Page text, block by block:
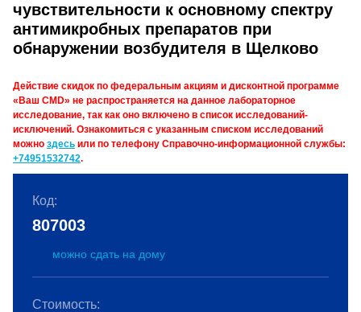
чувствительности к основному спектру
антимикробных препаратов при
обнаружении возбудителя в Щелково
Действие скидок по федеральным акциям и дисконтной программе
«Ваш CMD» не распространяется на данное лабораторное
исследование, так как оно включено в список исследований-
исключений. Ознакомиться с указанным списком исследований
можно здесь или по телефону Справочно-информационной службы:
+74951532742.
Код:
807003
можно сдать на дому
Стоимость: